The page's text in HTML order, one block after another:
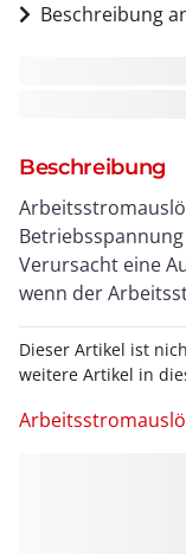
Beschreibung
Beschreibung
Betriebsspannung
Verursacht eine
wenn der
Dieser Artikel ist
weitere Artikel in